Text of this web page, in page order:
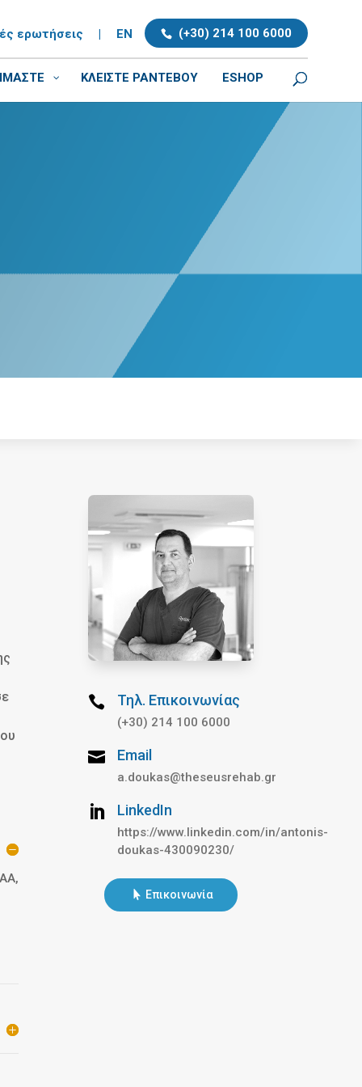
(+30) 214 100 6000
ερωτήσεις | EN
ΚΛΕΊΣΤΕ ΡΑΝΤΕΒΟΎ ESHOP
 Τηλ. Επικοινωνίας
(+30) 214 100 6000
 Email
a.doukas@theseusrehab.gr
 LinkedΙn
https://www.linkedin.com/in/antonis-
doukas-430090230/
Επικοινωνία